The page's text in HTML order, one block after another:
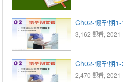
Ch02-懷孕期1-
3,162 觀看,
Ch02-懷孕期1-
2,470 觀看,